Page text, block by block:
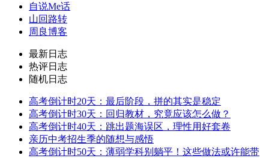
自说Me话
山回路转
周良博客
最新日志
热评日志
随机日志
高考倒计时20天：最后阶段，拼的其实是稳定
高考倒计时30天：回归教材，究竟应该怎么做？
高考倒计时40天：跳出题海误区，理性用好套卷
亲历中考招生季的随想与感悟
高考倒计时50天：薄弱学科别躺平！这些做法或许能带